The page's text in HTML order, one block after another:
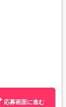
応募画面に進む